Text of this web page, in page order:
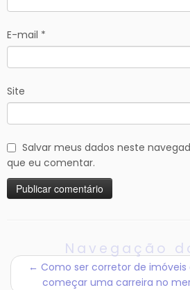
E-mail *
Site
Salvar meus dados neste
que eu comentar.
Navegação
← Como ser corretor de imóveis
começar uma carreira no